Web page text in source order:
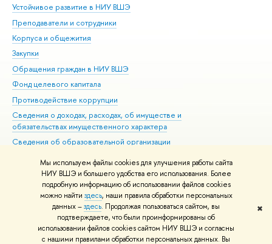
Мы используем файлы cookies для улучшения работы сайта
НИУ ВШЭ и большего удобства его использования. Более
подробную информацию об использовании файлов cookies
можно найти здесь, наши правила обработки персональных
данных –здесь. Продолжая пользоваться сайтом, вы
подтверждаете, что были проинформированы об
использовании файлов cookies сайтом НИУ ВШЭ и согласны
с нашими правилами обработки персональных данных. Вы
✖
Устойчивое развитие в НИУ ВШЭ
Преподаватели и сотрудники
Корпуса и общежития
Закупки
Обращения граждан в НИУ ВШЭ
Фонд целевого капитала
Противодействие коррупции
Сведения о доходах, расходах, об имуществе и
обязательствах имущественного характера
Сведения об образовательной организации
Людям с ограниченными возможностями здоровья
Единая платежная страница
Работа в Вышке
© НИУ ВШЭ 1993–2026 Адреса и контакты Условия использования
материалов Политика конфиденциальности Карта сайта